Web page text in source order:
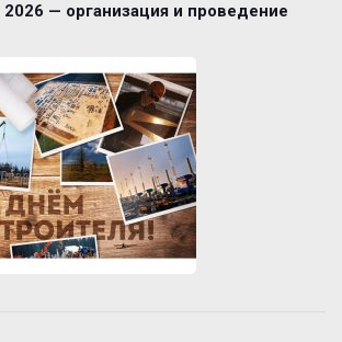
— организация и проведение